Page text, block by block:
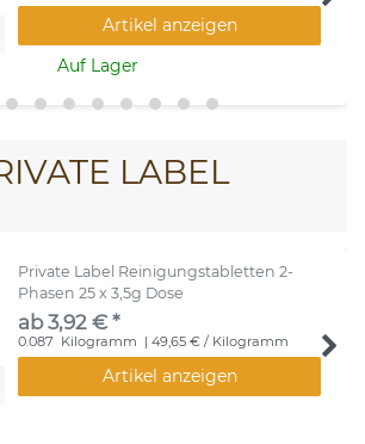
Artikel anzeigen
Auf Lager
LABEL
Private Label Reinigungstabletten 2-
Phasen 25 x 3,5g Dose
ab 3,92 € *
0.087 Kilogramm | 49,65 € / Kilogramm
Artikel anzeigen